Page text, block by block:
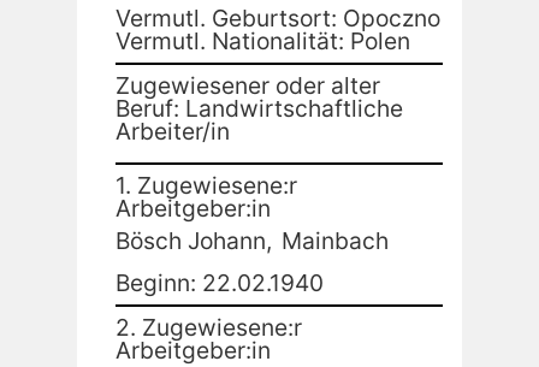
Vermutl. Geburtsort: Opoczno
Vermutl. Nationalität: Polen
Zugewiesener oder alter
Beruf: Landwirtschaftliche
Arbeiter/in
1. Zugewiesene:r
Arbeitgeber:in
Bösch Johann, Mainbach
Beginn: 22.02.1940
2. Zugewiesene:r
Arbeitgeber:in